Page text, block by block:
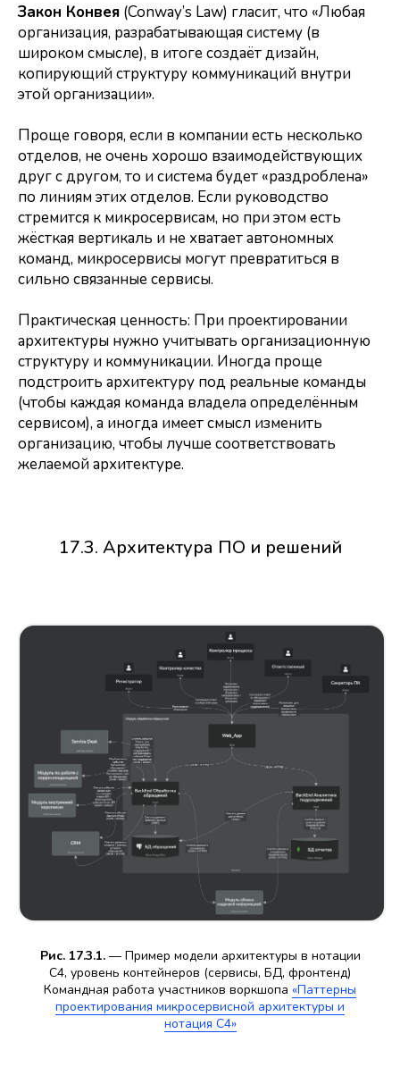
Закон Конвея (Conway’s Law) гласит, что «Любая
организация, разрабатывающая систему (в
широком смысле), в итоге создаёт дизайн,
копирующий структуру коммуникаций внутри
этой организации».
Проще говоря, если в компании есть несколько
отделов, не очень хорошо взаимодействующих
друг с другом, то и система будет «раздроблена»
по линиям этих отделов. Если руководство
стремится к микросервисам, но при этом есть
жёсткая вертикаль и не хватает автономных
команд, микросервисы могут превратиться в
сильно связанные сервисы.
Практическая ценность: При проектировании
архитектуры нужно учитывать организационную
структуру и коммуникации. Иногда проще
подстроить архитектуру под реальные команды
(чтобы каждая команда владела определённым
сервисом), а иногда имеет смысл изменить
организацию, чтобы лучше соответствовать
желаемой архитектуре.
17.3. Архитектура ПО и решений
Рис. 17.3.1.— Пример модели архитектуры в нотации
С4, уровень контейнеров (сервисы, БД, фронтенд)
Командная работа участников воркшопа «Паттерны
проектирования микросервисной архитектуры и
нотация С4»